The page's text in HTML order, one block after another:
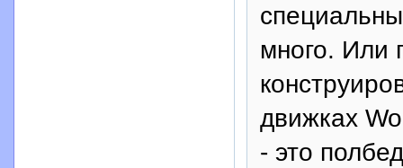
много. Или
движках
- это